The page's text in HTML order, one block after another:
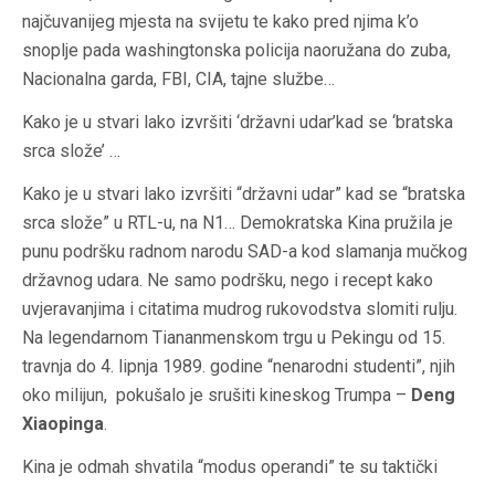
najčuvanijeg mjesta na svijetu te kako pred njima k’o
snoplje pada washingtonska policija naoružana do zuba,
Nacionalna garda, FBI, CIA, tajne službe…
Kako je u stvari lako izvršiti ‘državni udar’kad se ‘bratska
srca slože’ …
Kako je u stvari lako izvršiti “državni udar” kad se “bratska
srca slože” u RTL-u, na N1… Demokratska Kina pružila je
punu podršku radnom narodu SAD-a kod slamanja mučkog
državnog udara. Ne samo podršku, nego i recept kako
uvjeravanjima i citatima mudrog rukovodstva slomiti rulju.
Na legendarnom Tiananmenskom trgu u Pekingu od 15.
travnja do 4. lipnja 1989. godine “nenarodni studenti”, njih
oko milijun, pokušalo je srušiti kineskog Trumpa – Deng
Xiaopinga.
Kina je odmah shvatila “modus operandi” te su taktički